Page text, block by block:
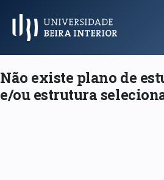
Menu Principal
Não existe plano de
e/ou estrutura